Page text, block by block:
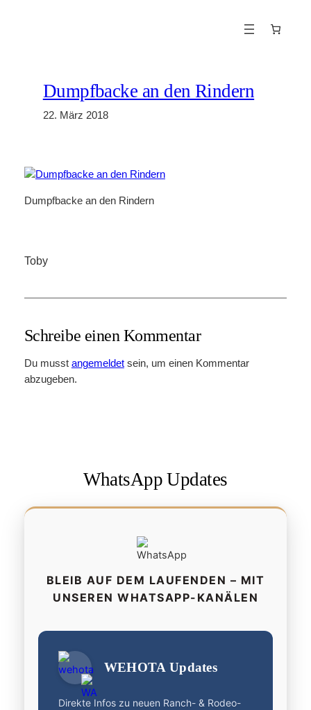
Dumpfbacke an den Rindern
22. März 2018
Dumpfbacke an den Rindern
Toby
Schreibe einen Kommentar
Du musst angemeldetsein, um einen Kommentar
abzugeben.
WhatsApp Updates
BLEIB AUF DEM LAUFENDEN – MIT
UNSEREN WHATSAPP-KANÄLEN
WEHOTA Updates
Direkte Infos zu neuen Ranch- & Rodeo-